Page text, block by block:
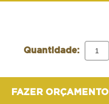
Quantidade:
FAZER ORÇAMENTO